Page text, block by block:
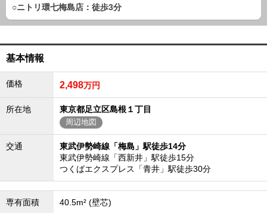
○ニトリ環七梅島店：徒歩3分
基本情報
価格 2,498万円
所在地 東京都足立区島根１丁目
周辺地図
交通
東武伊勢崎線「梅島」駅徒歩14分
東武伊勢崎線「西新井」駅徒歩15分
つくばエクスプレス「青井」駅徒歩30分
専有面積 40.5m² (壁芯)
松戸･柏方面エリア
松戸･柏方面エリアの新築一戸建
松戸･柏方面エリアのマンション
松戸･柏方面エリアの土地
成田･銚子方面エリア
成田･銚子方面エリアの中古一戸建
成田･銚子方面エリアのマンション
成田･銚子方面エリアの土地
四街道･佐倉･八千代方面エリア
四街道･佐倉･八千代方面エリアの新築一戸建
四街道･佐倉･八千代方面エリアの中古一戸建
四街道･佐倉･八千代方面エリアのマンション
四街道･佐倉･八千代方面エリアの土地